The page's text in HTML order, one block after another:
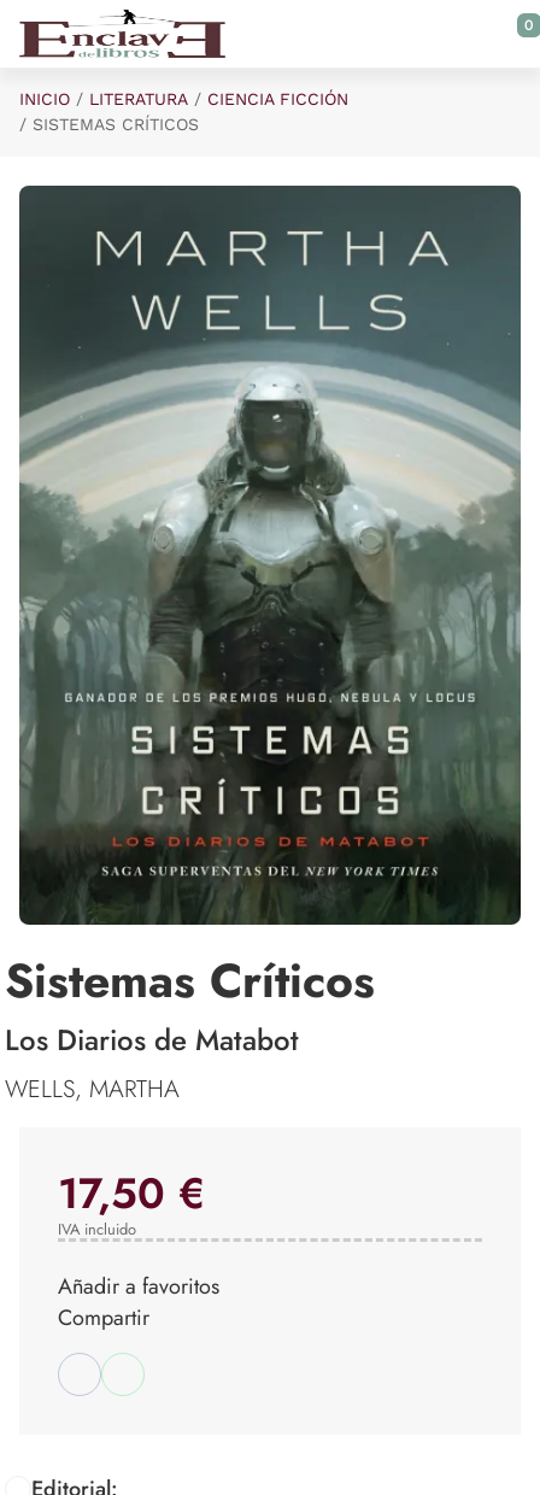
Saltar al contenido principal
0
INICIO LITERATURA
CIENCIA FICCIÓN
SISTEMAS CRÍTICOS
Sistemas Críticos
Los Diarios de Matabot
WELLS, MARTHA
Editorial:
17,50 €
IVA incluido
Añadir a favoritos
Compartir